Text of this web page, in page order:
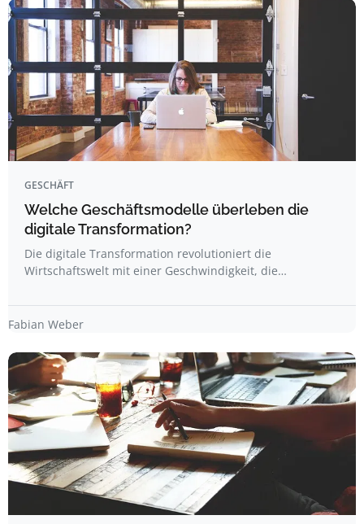
GESCHÄFT
Welche Geschäftsmodelle überleben die
digitale Transformation?
Die digitale Transformation revolutioniert die
Wirtschaftswelt mit einer Geschwindigkeit, die…
Fabian Weber